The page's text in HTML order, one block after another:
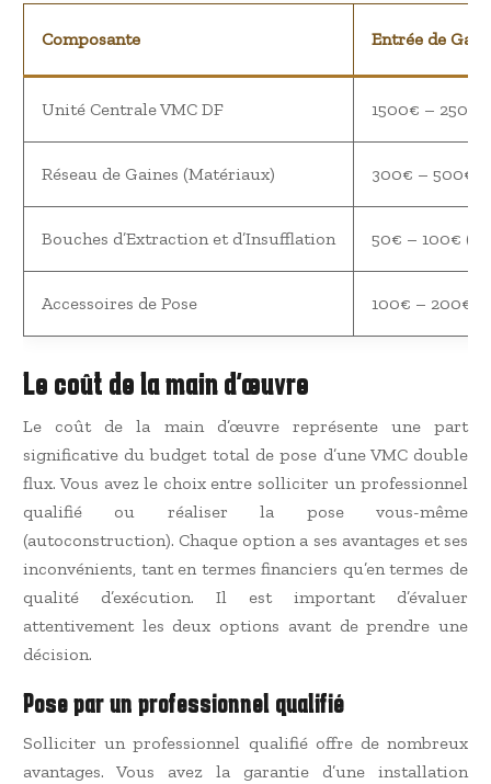
Composante Entrée de
Unité Centrale VMC DF 1500€ – 2500€
Réseau de Gaines (Matériaux) 300€ – 500€
Bouches d’Extraction et d’Insufflation 50€ – 100€
Accessoires de Pose 100€ – 200€
Le coût de la main d’œuvre
Le coût de la main d’œuvre représente une part
significative du budget total de pose d’une VMC double
flux. Vous avez le choix entre solliciter un professionnel
qualifié ou réaliser la pose vous-même
(autoconstruction). Chaque option a ses avantages et ses
inconvénients, tant en termes financiers qu’en termes de
qualité d’exécution. Il est important d’évaluer
attentivement les deux options avant de prendre une
décision.
Pose par un professionnel qualifié
Solliciter un professionnel qualifié offre de nombreux
avantages. Vous avez la garantie d’une installation